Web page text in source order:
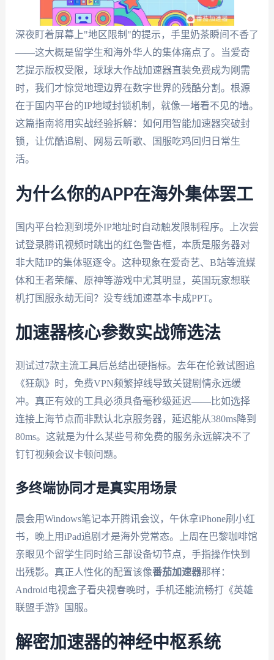
深夜盯着屏幕上"地区限制"的提示，手里奶茶瞬间不香了
——这大概是留学生和海外华人的集体痛点了。当爱奇
艺提示版权受限，球球大作战加速器直装免费成为刚需
时，我们才惊觉地理边界在数字世界的残酷分割。根源
在于国内平台的IP地域封锁机制，就像一堵看不见的墙。
这篇指南将用实战经验拆解：如何用智能加速器突破封
锁，让优酷追剧、网易云听歌、国服吃鸡回归日常生
活。
为什么你的APP在海外集体罢工
国内平台检测到境外IP地址时自动触发限制程序。上次尝
试登录腾讯视频时跳出的红色警告框，本质是服务器对
非大陆IP的集体驱逐令。这种现象在爱奇艺、B站等流媒
体和王者荣耀、原神等游戏中尤其明显，英国玩家想联
机打国服永劫无间？没专线加速基本卡成PPT。
加速器核心参数实战筛选法
测试过7款主流工具后总结出硬指标。去年在伦敦试图追
《狂飙》时，免费VPN频繁掉线导致关键剧情永远缓
冲。真正有效的工具必须具备毫秒级延迟——比如选择
连接上海节点而非默认北京服务器，延迟能从380ms降到
80ms。这就是为什么某些号称免费的服务永远解决不了
钉钉视频会议卡顿问题。
多终端协同才是真实用场景
晨会用Windows笔记本开腾讯会议，午休拿iPhone刷小红
书，晚上用iPad追剧才是海外党常态。上周在巴黎咖啡馆
亲眼见个留学生同时给三部设备切节点，手指操作快到
出残影。真正人性化的配置该像番茄加速器那样：
Android电视盒子看央视春晚时，手机还能流畅打《英雄
联盟手游》国服。
解密加速器的神经中枢系统